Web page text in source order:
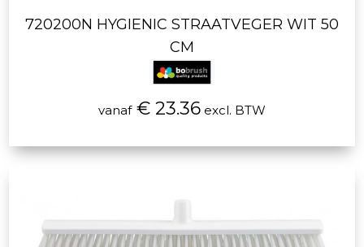
720200N HYGIENIC STRAATVEGER WIT 50
CM
vanaf€ 23.36 excl. BTW